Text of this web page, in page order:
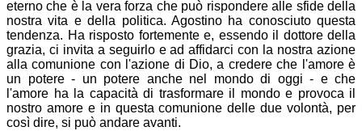
eterno che è la vera forza che può rispondere alle sfide della
nostra vita e della politica. Agostino ha conosciuto questa
tendenza. Ha risposto fortemente e, essendo il dottore della
grazia, ci invita a seguirlo e ad affidarci con la nostra azione
alla comunione con l'azione di Dio, a credere che l'amore è
un potere - un potere anche nel mondo di oggi - e che
l'amore ha la capacità di trasformare il mondo e provoca il
nostro amore e in questa comunione delle due volontà, per
così dire, si può andare avanti.